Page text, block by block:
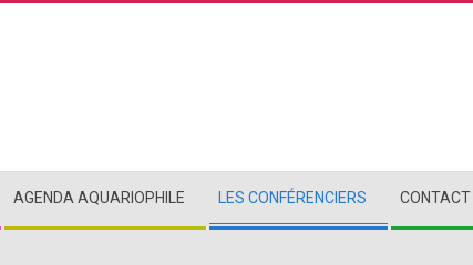
AGENDA AQUARIOPHILE LES CONFÉRENCIERS CONTACT